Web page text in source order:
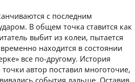
с последним
В общем точка ставится как
выбит из колеи, пытается
находится в состоянии
все по-другому. История
автор поставил многоточие,